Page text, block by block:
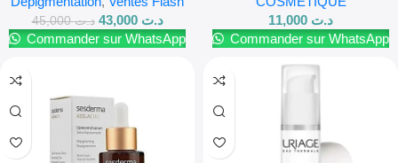
د.ت45,000 د.ت 43,000
Commander sur WhatsApp
د.ت
Commander sur WhatsApp